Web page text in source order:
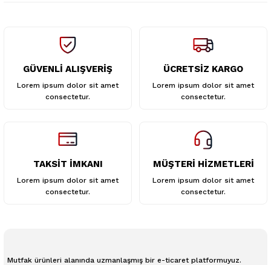
GÜVENLİ ALIŞVERİŞ
Lorem ipsum dolor sit amet
consectetur.
ÜCRETSİZ KARGO
Lorem ipsum dolor sit amet
consectetur.
TAKSİT İMKANI
Lorem ipsum dolor sit amet
consectetur.
MÜŞTERİ HİZMETLERİ
Lorem ipsum dolor sit amet
consectetur.
Mutfak ürünleri alanında uzmanlaşmış bir e-ticaret platformuyuz.